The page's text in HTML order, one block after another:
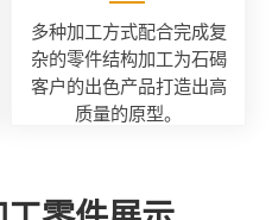
多种加工方式配合完成复
杂的零件结构加工为石碣
客户的出色产品打造出高
质量的原型。